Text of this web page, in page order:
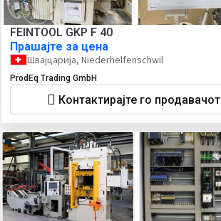
FEINTOOL GKP F 40
Прашајте за цена
Швајцарија, Niederhelfenschwil
ProdEq Trading GmbH
Контактирајте го продавачот